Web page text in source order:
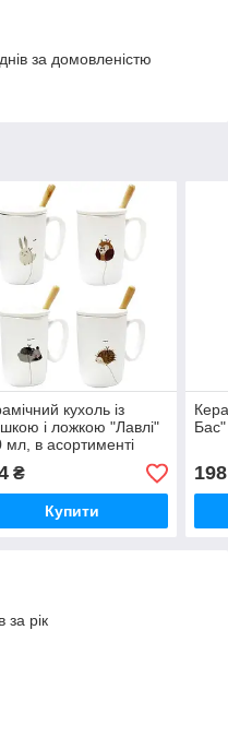
за домовленістю
кухоль із
і ложкою "Лавлі"
мл, в асортименті
₴
Купити
198
за рік